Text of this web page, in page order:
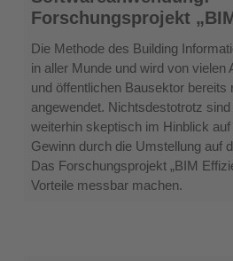
Forschungsprojekt
„BIM
Effizienz“
Forschungsprojekt
Die Methode des Building
in aller Munde und wird von vielen
und öffentlichen Bausektor bereits
angewendet. Nichtsdestotrotz
weiterhin skeptisch im Hinblick
Gewinn durch die Umstellung auf
Das Forschungsprojekt „BIM
Vorteile messbar machen.